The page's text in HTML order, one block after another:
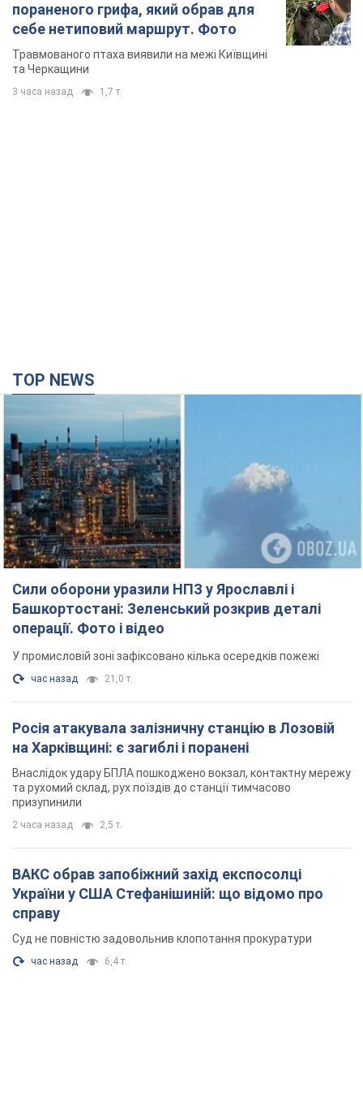
пораненого грифа, який обрав для
себе нетиповий маршрут. Фото
Травмованого птаха виявили на межі Київщині
та Черкащини
3 часа назад 1,7 т.
TOP NEWS
Сили оборони уразили НПЗ у Ярославлі і
Башкортостані: Зеленський розкрив деталі
операції. Фото і відео
У промисловій зоні зафіксовано кілька осередків пожежі
час назад 21,0 т.
Росія атакувала залізничну станцію в Лозовій
на Харківщині: є загиблі і поранені
Внаслідок удару БПЛА пошкоджено вокзал, контактну мережу
та рухомий склад, рух поїздів до станції тимчасово
призупинили
2 часа назад 2,5 т.
ВАКС обрав запобіжний захід експосолці
України у США Стефанішиній: що відомо про
справу
Суд не повністю задовольнив клопотання прокуратури
час назад 6,4 т.